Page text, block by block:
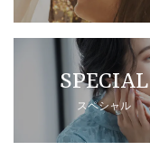
SPECIAL
スペシャル